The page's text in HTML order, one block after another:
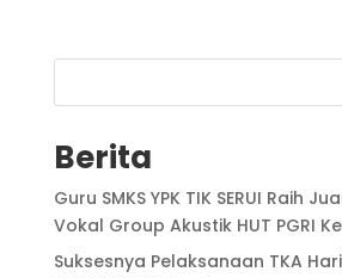
Berita
Guru SMKS YPK TIK SERUI Raih
Vokal Group Akustik HUT PGRI
Suksesnya Pelaksanaan TKA